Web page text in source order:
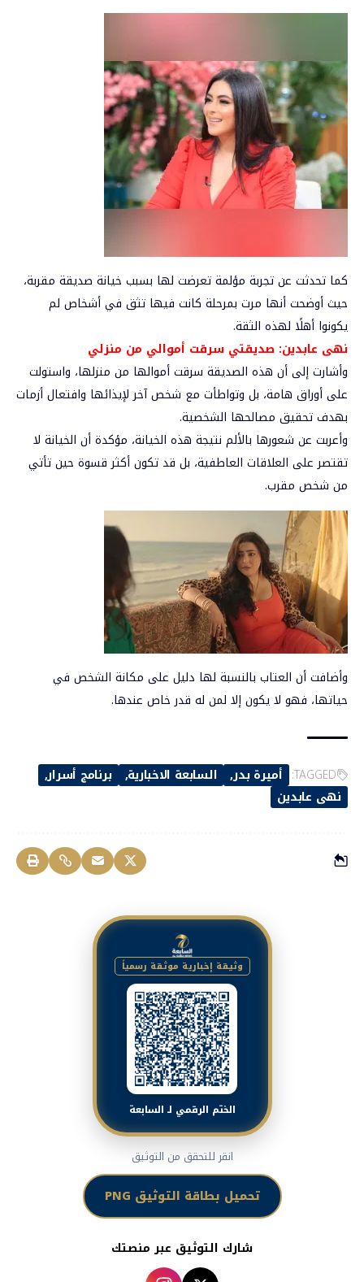
كما تحدثت عن تجربة مؤلمة تعرضت لها بسبب خيانة صديقة مقربة،
حيث أوضحت أنها مرت بمرحلة كانت فيها تثق في أشخاص لم
يكونوا أهلًا لهذه الثقة.
نهى عابدين: صديقتي سرقت أموالي من منزلي
وأشارت إلى أن هذه الصديقة سرقت أموالها من منزلها، واستولت
على أوراق هامة، بل وتواطأت مع شخص آخر لإيذائها وافتعال أزمات
بهدف تحقيق مصالحها الشخصية.
وأعربت عن شعورها بالألم نتيجة هذه الخيانة، مؤكدة أن الخيانة لا
تقتصر على العلاقات العاطفية، بل قد تكون أكثر قسوة حين تأتي
من شخص مقرب.
وأضافت أن العتاب بالنسبة لها دليل على مكانة الشخص في
حياتها، فهو لا يكون إلا لمن له قدر خاص عندها.
TAGGED: أميرة بدر السابعة الاخبارية
برنامج أسرار
نهى عابدين
وثيقة إخبارية موثقة رسمياً
الختم الرقمي لـ السابعة
انقر للتحقق من التوثيق
تحميل بطاقة التوثيق PNG
شارك التوثيق عبر منصتك